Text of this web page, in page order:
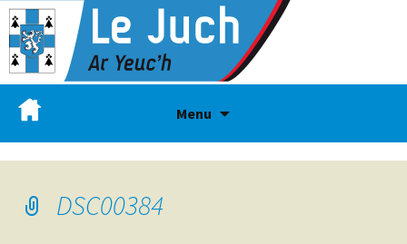
Menu
DSC00384